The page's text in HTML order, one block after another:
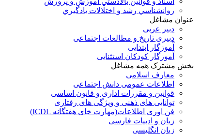
روانشناسي رشد و اختلالات يادگيري
عنوان مشاغل
دبير عربی
دبیری تاریخ و مطالعات اجتماعی
آموزگار ابتدایی
آموزگار کودکان استثنایی
بخش مشترک همه مشاغل
معارف اسلامی
اطلاعات عمومی دانش اجتماعی
قوانین و مقررات اداری و قانون اساسی
توانایی های ذهنی و ویژگی های رفتاری
فن اوری اطلاعات(مهارت خای هفتگانه ICDL)
زبان و ادبیات فارسی
زبان انگلیسی